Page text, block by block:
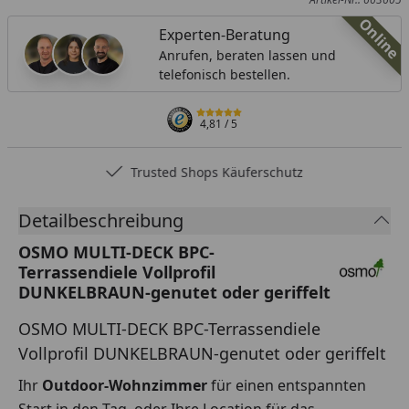
Online
Experten-Beratung
Anrufen, beraten lassen und
telefonisch bestellen.
4,81/ 5
Trusted Shops Käuferschutz
Detailbeschreibung
OSMO MULTI-DECK BPC-
Terrassendiele Vollprofil
DUNKELBRAUN-genutet oder geriffelt
OSMO MULTI-DECK BPC-Terrassendiele
Vollprofil DUNKELBRAUN-genutet oder geriffelt
Ihr Outdoor-Wohnzimmerfür einen entspannten